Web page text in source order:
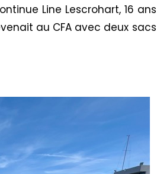
Line Lescrohart, 16 ans
au CFA avec deux sacs